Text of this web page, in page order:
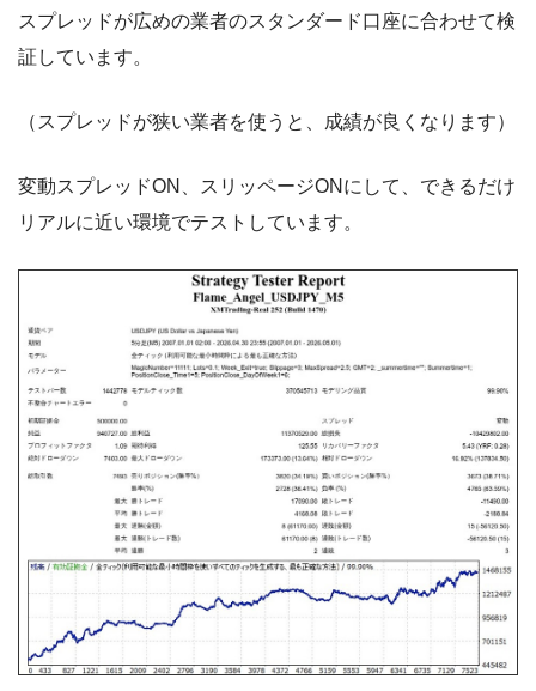
スプレッドが広めの業者のスタンダード口座に合わせて検
証しています。
（スプレッドが狭い業者を使うと、成績が良くなります）
変動スプレッドON、スリッページONにして、できるだけ
リアルに近い環境でテストしています。